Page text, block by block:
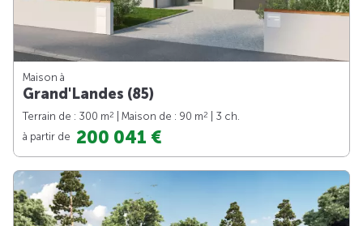
Maison à
Grand'Landes (85)
Terrain de : 300 m2 | Maison de : 90 m2
| 3 ch.
à partir de 200 041 €